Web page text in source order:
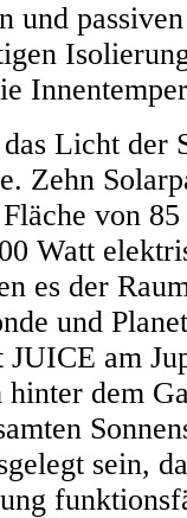
und
Licht der
Zehn
von
Watt
es der
und
JUICE am
dem
sein,